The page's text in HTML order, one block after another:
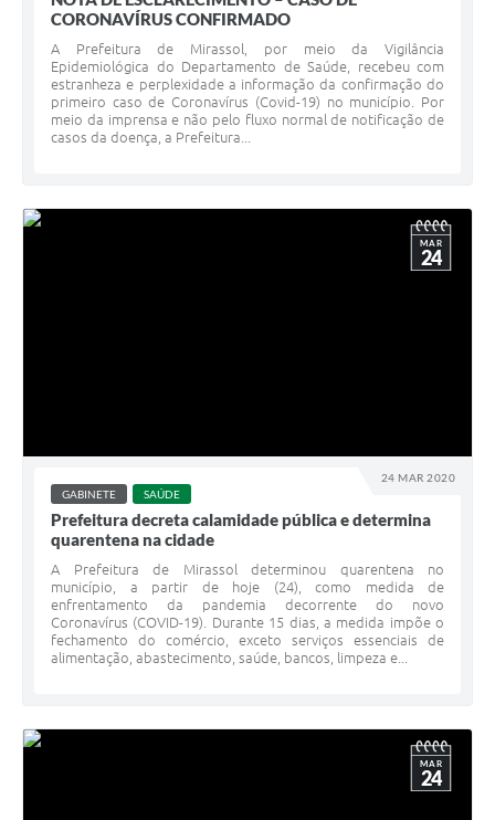
CORONAVÍRUS CONFIRMADO
A Prefeitura de Mirassol, por meio da Vigilância
Epidemiológica do Departamento de Saúde, recebeu com
estranheza e perplexidade a informação da confirmação do
primeiro caso de Coronavírus (Covid-19) no município. Por
meio da imprensa e não pelo fluxo normal de notificação de
casos da doença, a Prefeitura...
24 MAR 2020
MAR
24
GABINETE SAÚDE
Prefeitura decreta calamidade pública e determina
quarentena na cidade
A Prefeitura de Mirassol determinou quarentena no
município, a partir de hoje (24), como medida de
enfrentamento da pandemia decorrente do novo
Coronavírus (COVID-19). Durante 15 dias, a medida impõe o
fechamento do comércio, exceto serviços essenciais de
alimentação, abastecimento, saúde, bancos, limpeza e...
MAR
24